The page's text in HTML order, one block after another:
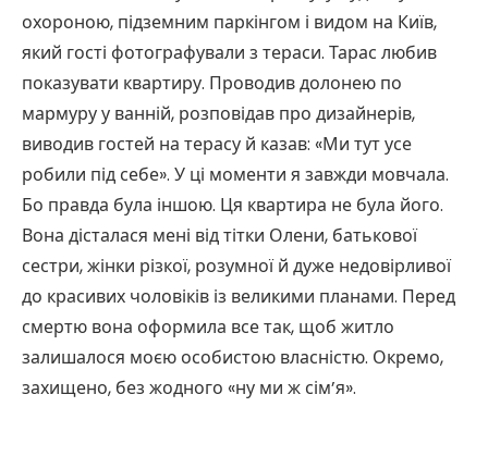
охороною, підземним паркінгом і видом на Київ,
який гості фотографували з тераси. Тарас любив
показувати квартиру. Проводив долонею по
мармуру у ванній, розповідав про дизайнерів,
виводив гостей на терасу й казав: «Ми тут усе
робили під себе». У ці моменти я завжди мовчала.
Бо правда була іншою. Ця квартира не була його.
Вона дісталася мені від тітки Олени, батькової
сестри, жінки різкої, розумної й дуже недовірливої
до красивих чоловіків із великими планами. Перед
смертю вона оформила все так, щоб житло
залишалося моєю особистою власністю. Окремо,
захищено, без жодного «ну ми ж сім’я».